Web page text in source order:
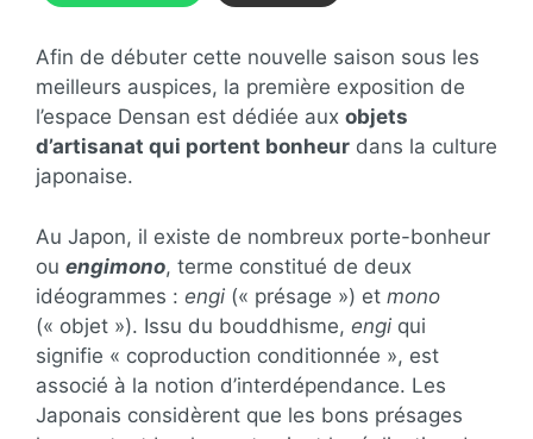
Afin de débuter cette nouvelle saison sous les
meilleurs auspices, la première exposition de
l’espace Densan est dédiée aux objets
d’artisanat qui portent bonheur dans la culture
japonaise.
Au Japon, il existe de nombreux porte-bonheur
ou engimono, terme constitué de deux
idéogrammes : engi (« présage ») et mono
(« objet »). Issu du bouddhisme, engi qui
signifie « coproduction conditionnée », est
associé à la notion d’interdépendance. Les
Japonais considèrent que les bons présages